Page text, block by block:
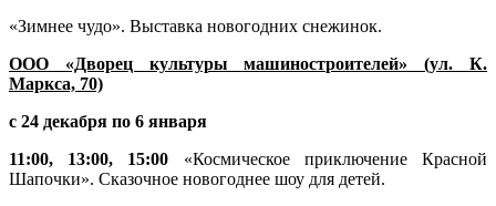
«Зимнее чудо». Выставка новогодних снежинок.
ООО «Дворец культуры машиностроителей» (ул. К.
Маркса, 70)
с 24 декабря по 6 января
11:00, 13:00, 15:00 «Космическое приключение Красной
Шапочки». Сказочное новогоднее шоу для детей.